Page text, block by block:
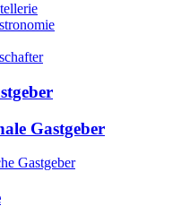
Gastgeber
Gastgeber